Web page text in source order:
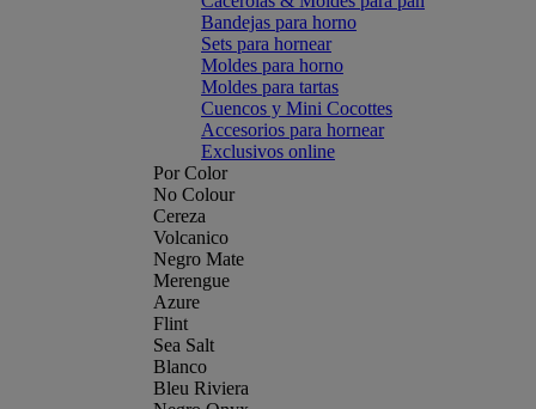
Bandejas para horno
Sets para hornear
Moldes para horno
Moldes para tartas
Cuencos y Mini Cocottes
Accesorios para hornear
Exclusivos online
Por Color
No Colour
Cereza
Volcanico
Negro Mate
Merengue
Azure
Flint
Sea Salt
Blanco
Bleu Riviera